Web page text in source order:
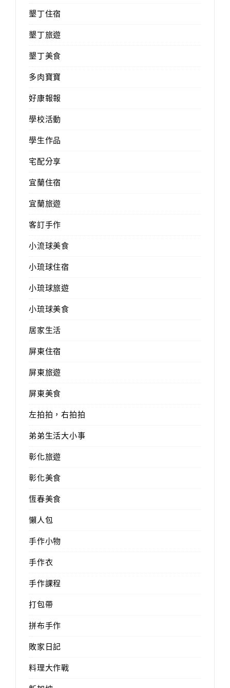
墾丁住宿
墾丁旅遊
墾丁美食
多肉寶寶
好康報報
學校活動
學生作品
宅配分享
宜蘭住宿
宜蘭旅遊
客訂手作
小流球美食
小琉球住宿
小琉球旅遊
小琉球美食
居家生活
屏東住宿
屏東旅遊
屏東美食
左拍拍，右拍拍
弟弟生活大小事
彰化旅遊
彰化美食
恆春美食
懶人包
手作小物
手作衣
手作課程
打包帶
拼布手作
敗家日記
料理大作戰